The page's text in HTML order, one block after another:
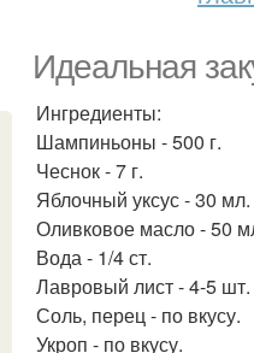
Идеальная
Ингредиенты:
Шампиньоны - 500 г.
Чеснок - 7 г.
Яблочный уксус - 30 мл.
Оливковое масло - 50
Вода - 1/4 ст.
Лавровый лист - 4-5 шт.
Соль, перец - по вкусу.
Укроп - по вкусу.